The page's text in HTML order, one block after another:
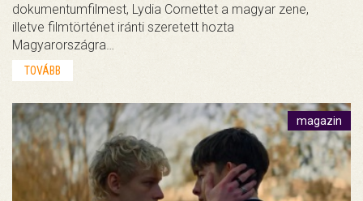
dokumentumfilmest, Lydia Cornettet a magyar zene,
illetve filmtörténet iránti szeretett hozta
Magyarországra…
TOVÁBB
magazin